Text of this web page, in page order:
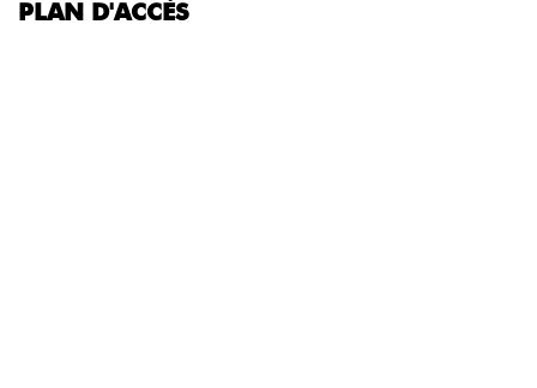
PLAN D'ACCÈS